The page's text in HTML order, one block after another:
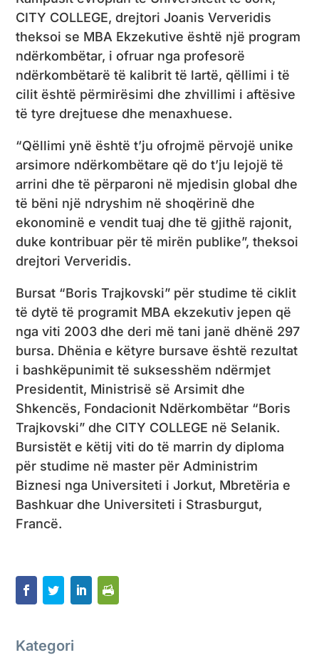
CITY COLLEGE, drejtori Joanis Ververidis
theksoi se MBA Ekzekutive është një program
ndërkombëtar, i ofruar nga profesorë
ndërkombëtarë të kalibrit të lartë, qëllimi i të
cilit është përmirësimi dhe zhvillimi i aftësive
të tyre drejtuese dhe menaxhuese.
“Qëllimi ynë është t’ju ofrojmë përvojë unike
arsimore ndërkombëtare që do t’ju lejojë të
arrini dhe të përparoni në mjedisin global dhe
të bëni një ndryshim në shoqërinë dhe
ekonominë e vendit tuaj dhe të gjithë rajonit,
duke kontribuar për të mirën publike”, theksoi
drejtori Ververidis.
Bursat “Boris Trajkovski” për studime të ciklit
të dytë të programit MBA ekzekutiv jepen që
nga viti 2003 dhe deri më tani janë dhënë 297
bursa. Dhënia e këtyre bursave është rezultat
i bashkëpunimit të suksesshëm ndërmjet
Presidentit, Ministrisë së Arsimit dhe
Shkencës, Fondacionit Ndërkombëtar “Boris
Trajkovski” dhe CITY COLLEGE në Selanik.
Bursistët e këtij viti do të marrin dy diploma
për studime në master për Administrim
Biznesi nga Universiteti i Jorkut, Mbretëria e
Bashkuar dhe Universiteti i Strasburgut,
Francë.
Kategori